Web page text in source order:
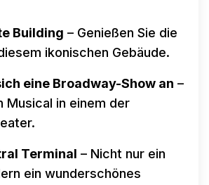
Building – Genießen Sie die
ikonischen Gebäude.
eine Broadway-Show an –
Musical in einem der
Terminal – Nicht nur ein
ein wunderschönes